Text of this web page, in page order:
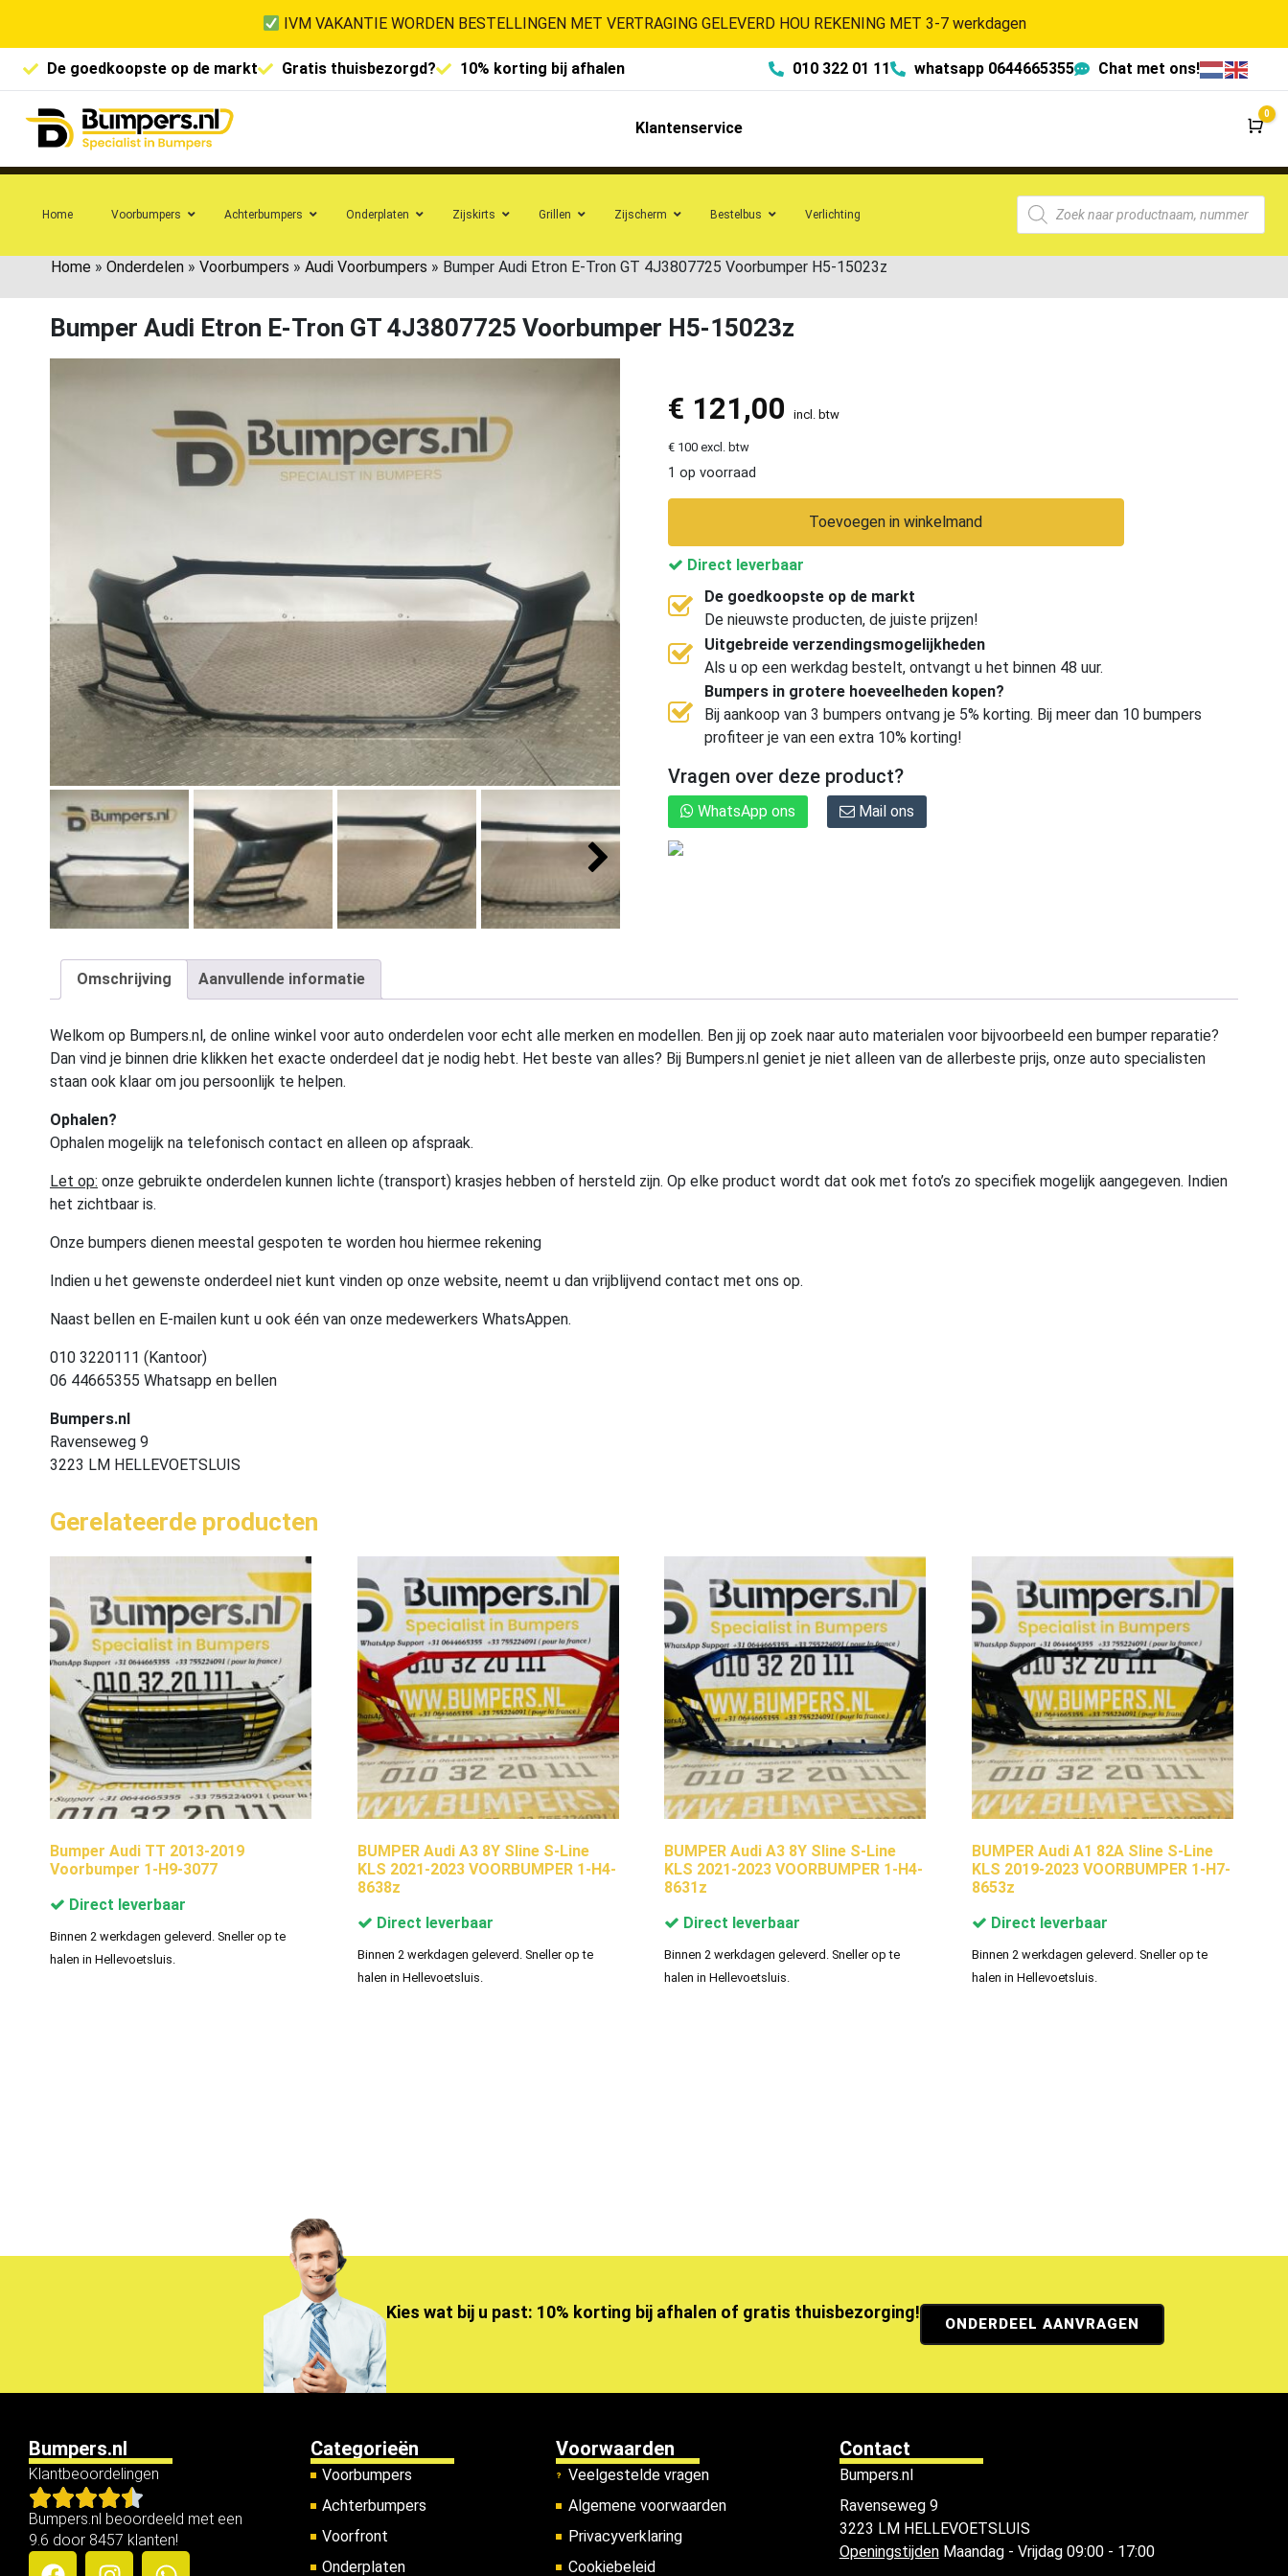
IVM VAKANTIE WORDEN BESTELLINGEN MET VERTRAGING GELEVERD HOU REKENING MET 3-7 werkdagen
De goedkoopste op de markt Gratis thuisbezorgd? 10% korting bij afhalen 010 322 01 11 whatsapp 0644665355 Chat met ons!
Klantenservice
0
Home Voorbumpers Achterbumpers Onderplaten Zijskirts Grillen Zijscherm Bestelbus Verlichting
Home » Onderdelen » Voorbumpers » Audi Voorbumpers » Bumper Audi Etron E-Tron GT 4J3807725 Voorbumper H5-15023z
Bumper Audi Etron E-Tron GT 4J3807725 Voorbumper H5-15023z
€ 121,00 incl. btw
€ 100 excl. btw
1 op voorraad
Toevoegen in winkelmand
Direct leverbaar
De goedkoopste op de markt
De nieuwste producten, de juiste prijzen!
Uitgebreide verzendingsmogelijkheden
Als u op een werkdag bestelt, ontvangt u het binnen 48 uur.
Bumpers in grotere hoeveelheden kopen?
Bij aankoop van 3 bumpers ontvang je 5% korting. Bij meer dan 10 bumpers
profiteer je van een extra 10% korting!
Vragen over deze product?
WhatsApp ons Mail ons
Omschrijving Aanvullende informatie
Welkom op Bumpers.nl, de online winkel voor auto onderdelen voor echt alle merken en modellen. Ben jij op zoek naar auto materialen voor bijvoorbeeld een bumper reparatie?
Dan vind je binnen drie klikken het exacte onderdeel dat je nodig hebt. Het beste van alles? Bij Bumpers.nl geniet je niet alleen van de allerbeste prijs, onze auto specialisten
staan ook klaar om jou persoonlijk te helpen.
Ophalen?
Ophalen mogelijk na telefonisch contact en alleen op afspraak.
Let op: onze gebruikte onderdelen kunnen lichte (transport) krasjes hebben of hersteld zijn. Op elke product wordt dat ook met foto’s zo specifiek mogelijk aangegeven. Indien
het zichtbaar is.
Onze bumpers dienen meestal gespoten te worden hou hiermee rekening
Indien u het gewenste onderdeel niet kunt vinden op onze website, neemt u dan vrijblijvend contact met ons op.
Naast bellen en E-mailen kunt u ook één van onze medewerkers WhatsAppen.
010 3220111 (Kantoor)
06 44665355 Whatsapp en bellen
Bumpers.nl
Ravenseweg 9
3223 LM HELLEVOETSLUIS
Gerelateerde producten
Bumper Audi TT 2013-2019
Voorbumper 1-H9-3077
Direct leverbaar
Binnen 2 werkdagen geleverd. Sneller op te
halen in Hellevoetsluis.
BUMPER Audi A3 8Y Sline S-Line
KLS 2021-2023 VOORBUMPER 1-H4-
8638z
Direct leverbaar
Binnen 2 werkdagen geleverd. Sneller op te
halen in Hellevoetsluis.
BUMPER Audi A3 8Y Sline S-Line
KLS 2021-2023 VOORBUMPER 1-H4-
8631z
Direct leverbaar
Binnen 2 werkdagen geleverd. Sneller op te
halen in Hellevoetsluis.
BUMPER Audi A1 82A Sline S-Line
KLS 2019-2023 VOORBUMPER 1-H7-
8653z
Direct leverbaar
Binnen 2 werkdagen geleverd. Sneller op te
halen in Hellevoetsluis.
Kies wat bij u past: 10% korting bij afhalen of gratis thuisbezorging!
ONDERDEEL AANVRAGEN
Bumpers.nl
Klantbeoordelingen
Bumpers.nl beoordeeld met een
9.6 door 8457 klanten!
Categorieën
Voorbumpers
Achterbumpers
Voorfront
Onderplaten
Voorwaarden
Veelgestelde vragen
Algemene voorwaarden
Privacyverklaring
Cookiebeleid
Contact
Bumpers.nl
Ravenseweg 9
3223 LM HELLEVOETSLUIS
OpeningstijdenMaandag - Vrijdag 09:00 - 17:00